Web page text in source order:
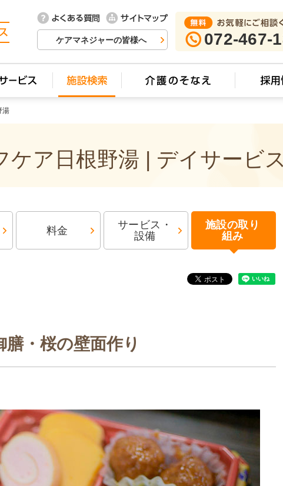
ケアマネジャーの皆様へ 072-467-
湯
ケア日根野湯 | デイサービス
料金
サービス・
設備
施設の取り
組み
膳・桜の壁面作り